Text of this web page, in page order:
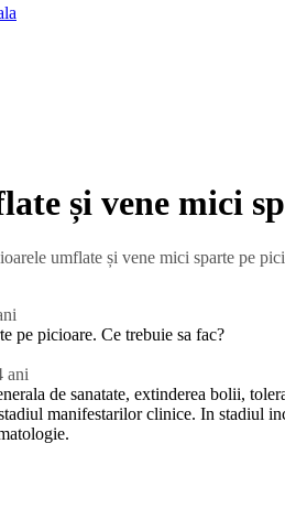
și vene mici
umflate și vene mici sparte pe
pe picioare. Ce trebuie sa fac?
ani
de sanatate, extinderea bolii,
manifestarilor clinice. In stadiul